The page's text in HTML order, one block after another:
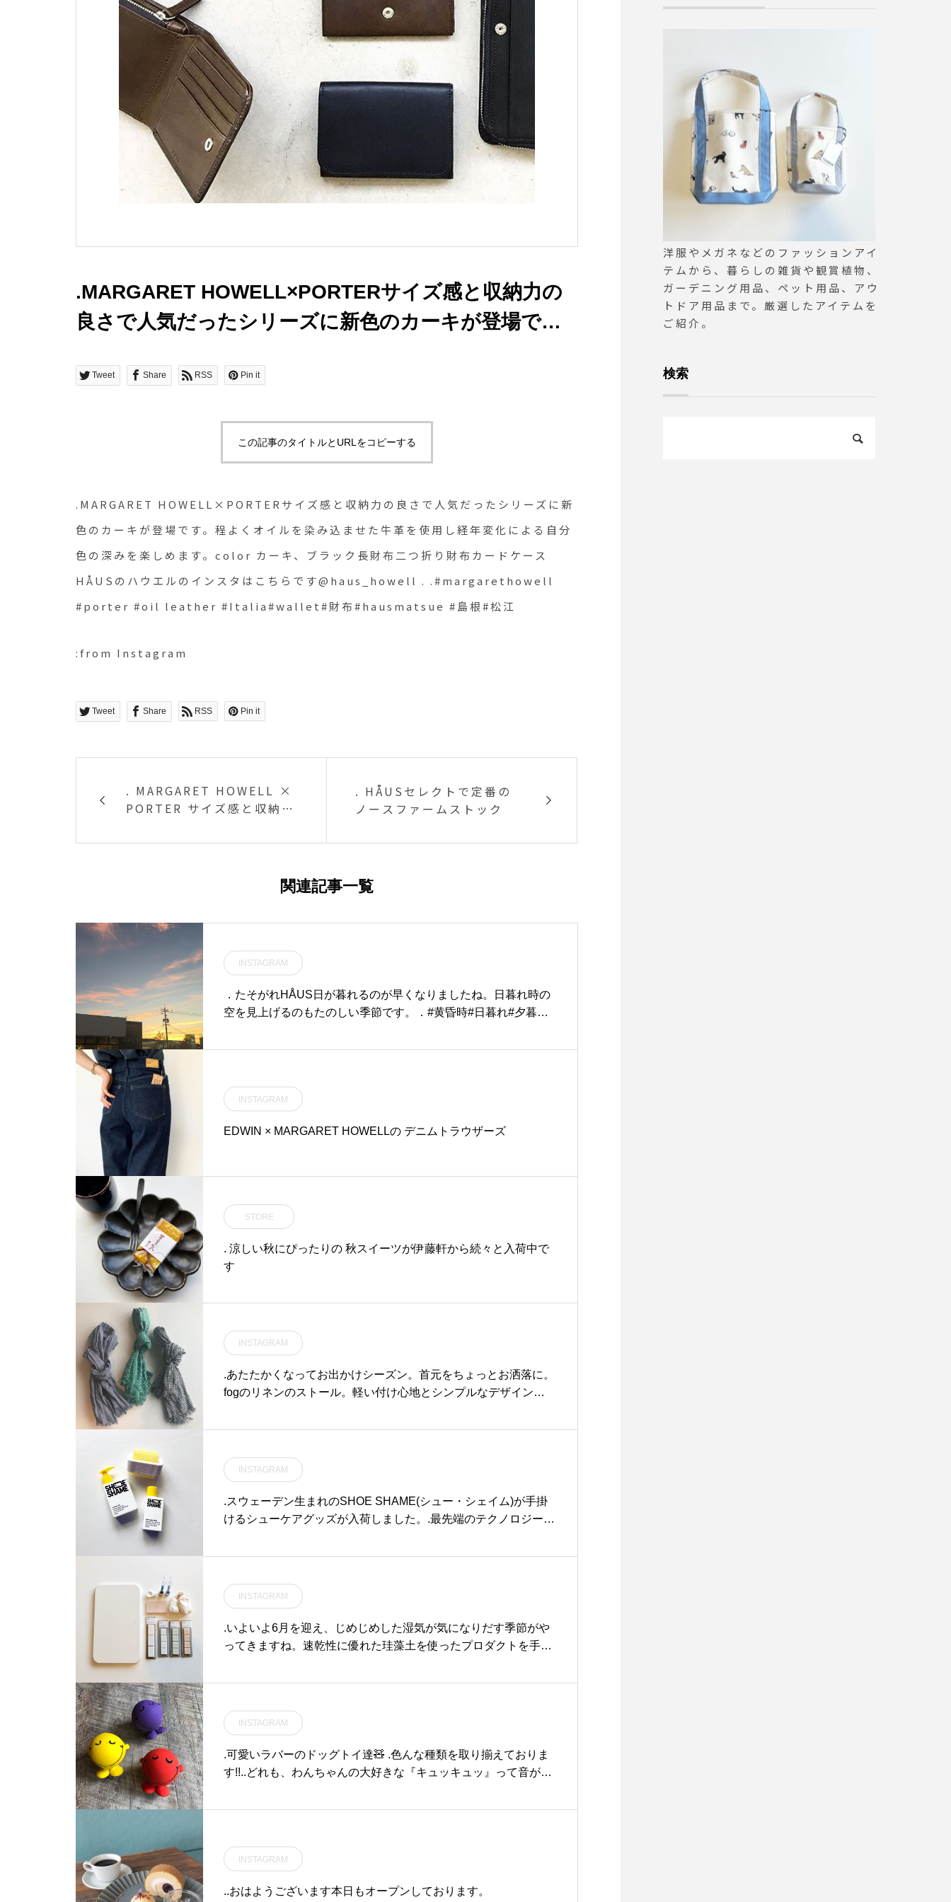
.MARGARET HOWELL×PORTERサイズ感と収納力の
良さで人気だったシリーズに新色のカーキが登場で
化による自分色の深みを楽しめます。color カーキ、ブ
ルのインスタはこちらです︎@haus_howell .
.#margarethowell #porter #oil leather #Italia#wallet#
財布#hausmatsue #島根#松江
Tweet Share RSS Pin it
この記事のタイトルとURLをコピーする
.MARGARET HOWELL×PORTERサイズ感と収納力の良さで人気だったシリーズに新
色のカーキが登場です。程よくオイルを染み込ませた牛革を使用し経年変化による自分
色の深みを楽しめます。color カーキ、ブラック長財布二つ折り財布カードケース
HÅUSのハウエルのインスタはこちらです︎@haus_howell . .#margarethowell
#porter #oil leather #Italia#wallet#財布#hausmatsue #島根#松江
:from Instagram
Tweet Share RSS Pin it
. MARGARET HOWELL ×
PORTER サイズ感と収納力
ズに 新色のカーキが登場で
. HÅUSセレクトで定番の
ノースファームストック
関連記事一覧
INSTAGRAM
．たそがれHÅUS日が暮れるのが早くなりましたね。日暮れ時の
空を見上げるのもたのしい季節です。．#黄昏時#日暮れ#夕暮れ#
INSTAGRAM
EDWIN × MARGARET HOWELLの デニムトラウザーズ
STORE
. 涼しい秋にぴったりの 秋スイーツが伊藤軒から続々と入荷中で
す
INSTAGRAM
.あたたかくなってお出かけシーズン。首元をちょっとお洒落に。
fogのリネンのストール。軽い付け心地とシンプルなデザインと
akka こちらも合わせてお願いします。..#fog #リネン #麻 #100%
江
INSTAGRAM
.スウェーデン生まれのSHOE SHAME(シュー・シェイム)が手掛
けるシューケアグッズが入荷しました。.最先端のテクノロジーで
候で足元が悪くなりがちな秋季にひとつは持っておきたいです
のデザインの名誉とされる「シルバーメダル」を受賞したもの。
汚れ落としとブラシがセットになったギフト箱もございます。大
切な方へのギフトにいかがでしょうか。.#shoeshame#シューシ
ェイム#shoecare#haus #haus_matsue #hausmatsue #松江カフ
INSTAGRAM
.いよいよ6月を迎え、じめじめした湿気が気になりだす季節がや
ってきますね。速乾性に優れた珪藻土を使ったプロダクトを手掛
るみるうちに乾いてしまう珪藻土。代名詞でもあるバスマットか
数取り揃えております。憂鬱になりがちのじめじめした日をsoil
を使っておしゃれに乗り切りましょう◎.#soil#ソイル#珪藻土#ha
us #haus_matsue #hausmatsue #松江カフェ #島根カフェ #松江
旅行#島根旅行#松江 #島根 #山陰
INSTAGRAM
.可愛いラバーのドッグトイ達🧸 .色んな種類を取り揃えておりま
す!!..どれも、わんちゃんの大好きな『キュッキュッ』って音がな
N 9:00CLOSE 18:00@haus_matsue #松江トリミングサロン #
s
INSTAGRAM
..おはようございます︎本日もオープンしております。
ザーも入荷してます。color
ブラックsize 0 . Ⅰ . Ⅱ .Ⅲ ..
あわせてこちらもどうぞ@h
aus_howell ..#margarethow
ell #high gauge gurensey#li
nenknit#linen#hairline strip
e cotton #skirt#hausmatsu
ョン性のある傘を持って周り
と差を付けてはいかがでしょ
うか。.#wpc#ワールドパー
ティ#haus #haus_matsue #
hausmatsue #松江カフェ #
島根カフェ #松江旅行#島根
旅行#松江 #島根 #山陰
洋服やメガネなどのファッションアイ
テムから、暮らしの雑貨や観賞植物、
ガーデニング用品、ペット用品、アウ
トドア用品まで。厳選したアイテムを
ご紹介。
検索